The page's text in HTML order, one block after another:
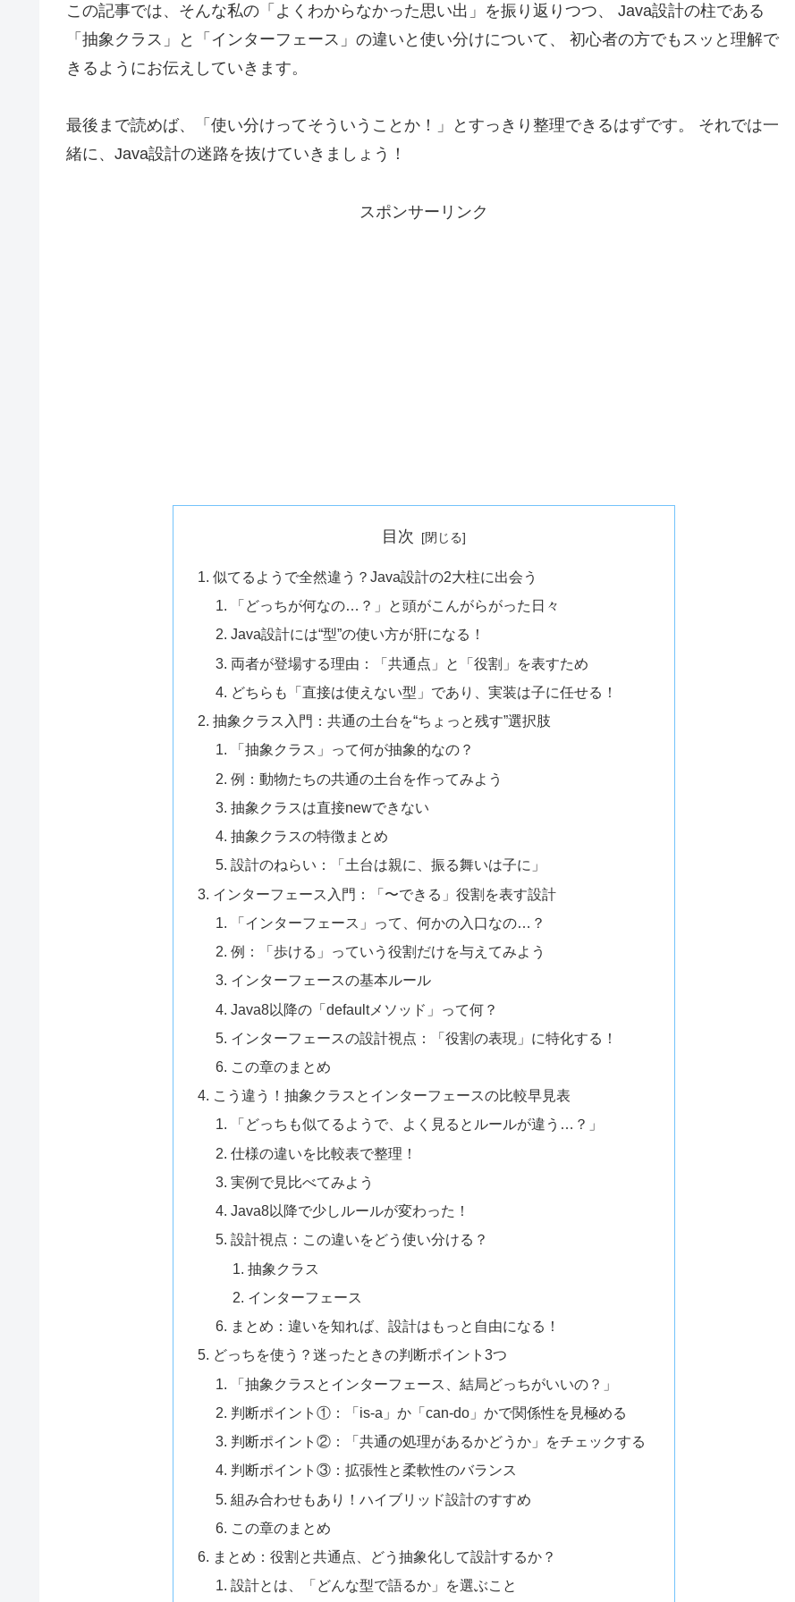
この記事では、そんな私の「よくわからなかった思い出」を振り返りつつ、 Java設計の柱である
「抽象クラス」と「インターフェース」の違いと使い分けについて、 初心者の方でもスッと理解で
きるようにお伝えしていきます。
最後まで読めば、「使い分けってそういうことか！」とすっきり整理できるはずです。 それでは一
緒に、Java設計の迷路を抜けていきましょう！
スポンサーリンク
目次
似てるようで全然違う？Java設計の2大柱に出会う
「どっちが何なの…？」と頭がこんがらがった日々
Java設計には“型”の使い方が肝になる！
両者が登場する理由：「共通点」と「役割」を表すため
どちらも「直接は使えない型」であり、実装は子に任せる！
抽象クラス入門：共通の土台を“ちょっと残す”選択肢
「抽象クラス」って何が抽象的なの？
例：動物たちの共通の土台を作ってみよう
抽象クラスは直接newできない
抽象クラスの特徴まとめ
設計のねらい：「土台は親に、振る舞いは子に」
インターフェース入門：「〜できる」役割を表す設計
「インターフェース」って、何かの入口なの…？
例：「歩ける」っていう役割だけを与えてみよう
インターフェースの基本ルール
Java8以降の「defaultメソッド」って何？
インターフェースの設計視点：「役割の表現」に特化する！
この章のまとめ
こう違う！抽象クラスとインターフェースの比較早見表
「どっちも似てるようで、よく見るとルールが違う…？」
仕様の違いを比較表で整理！
実例で見比べてみよう
Java8以降で少しルールが変わった！
設計視点：この違いをどう使い分ける？
抽象クラス
インターフェース
まとめ：違いを知れば、設計はもっと自由になる！
どっちを使う？迷ったときの判断ポイント3つ
「抽象クラスとインターフェース、結局どっちがいいの？」
判断ポイント①：「is-a」か「can-do」かで関係性を見極める
判断ポイント②：「共通の処理があるかどうか」をチェックする
判断ポイント③：拡張性と柔軟性のバランス
組み合わせもあり！ハイブリッド設計のすすめ
この章のまとめ
まとめ：役割と共通点、どう抽象化して設計するか？
設計とは、「どんな型で語るか」を選ぶこと